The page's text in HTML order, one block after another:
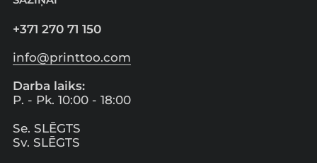
+371 270 71 150
info@printtoo.com
Darba laiks:
P. - Pk. 10:00 - 18:00
Se. SLĒGTS
Sv. SLĒGTS